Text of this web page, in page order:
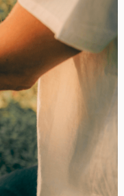
Masaje increíble, personas
maravillosas! Super
Evelyn